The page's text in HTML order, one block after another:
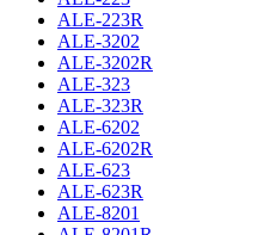
ALE-223R
ALE-3202
ALE-3202R
ALE-323
ALE-323R
ALE-6202
ALE-6202R
ALE-623
ALE-623R
ALE-8201